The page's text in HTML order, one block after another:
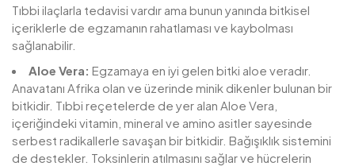
Tıbbi ilaçlarla tedavisi vardır ama bunun yanında bitkisel
içeriklerle de egzamanın rahatlaması ve kaybolması
sağlanabilir.
Aloe Vera: Egzamaya en iyi gelen bitki aloe veradır.
Anavatanı Afrika olan ve üzerinde minik dikenler bulunan bir
bitkidir. Tıbbi reçetelerde de yer alan Aloe Vera,
içeriğindeki vitamin, mineral ve amino asitler sayesinde
serbest radikallerle savaşan bir bitkidir. Bağışıklık sistemini
de destekler. Toksinlerin atılmasını sağlar ve hücrelerin